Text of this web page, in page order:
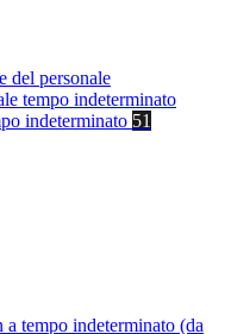
del personale
tempo indeterminato
indeterminato 51
a tempo indeterminato (da